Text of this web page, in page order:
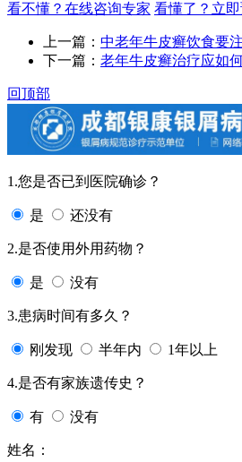
看不懂？在线咨询专家 看懂了？立
上一篇： 中老年牛皮癣饮食要
下一篇： 老年牛皮癣治疗应如
回顶部
1.您是否已到医院确诊？
是 还没有
2.是否使用外用药物？
是 没有
3.患病时间有多久？
刚发现 半年内 1年以上
4.是否有家族遗传史？
有 没有
姓名：